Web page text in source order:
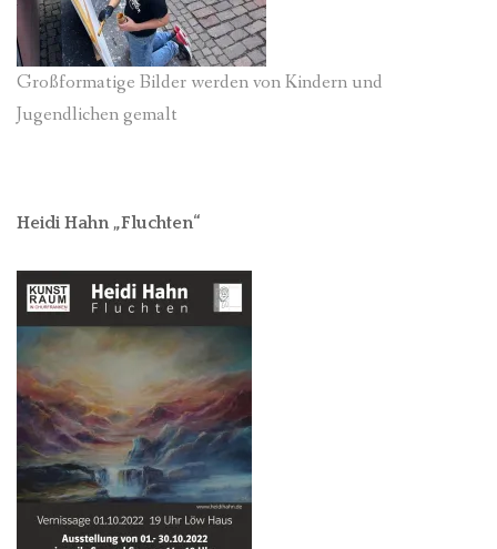
Großformatige Bilder werden von Kindern und
Jugendlichen gemalt
Heidi Hahn „Fluchten“